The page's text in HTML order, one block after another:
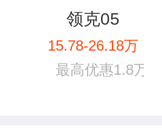
领克05
15.78-26.18万
最高优惠1.8万